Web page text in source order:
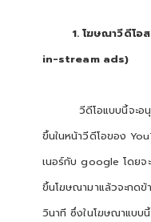
1. โฆษณาวีดีโอส
in-stream ads)
วีดีโอแบบนี้จะอ
ขึ้นในหน้าวีดีโอของ
เนอร์กับ google โดยจ
ขึ้นโฆษณามาแล้วจะกดข้
วินาที ซึ่งในโฆษณาแบบนี้